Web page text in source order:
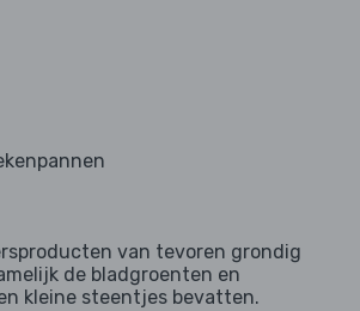
van tevoren grondig
de bladgroenten en
kleine steentjes bevatten.